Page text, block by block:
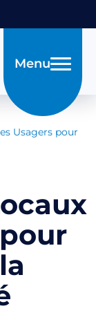
Menu
Usagers pour